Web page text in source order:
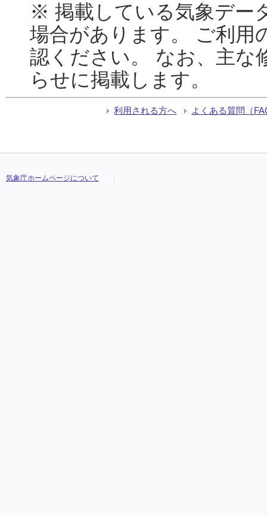
※ 掲載している気象デー
場合があります。 ご利用
認ください。 なお、主な
らせに掲載します。
利用される方へ よくある質問（
気象庁ホームページについて